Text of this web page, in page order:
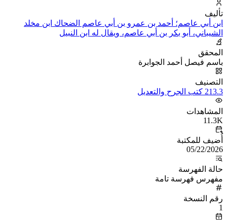
تأليف
ابن أبي عاصم؛ أحمد بن عمرو بن أبي عاصم الضحاك ابن مخلد
الشيباني، أبو بكر بن أبي عاصم، ويقال له ابن النبيل
المحقق
باسم فيصل أحمد الجوابرة
التصنيف
213.3 كتب الجرح والتعديل
المشاهدات
11.3K
أُضيف للمكتبة
05/22/2026
حالة الفهرسة
مفهرس فهرسة تامة
رقم النسخة
1